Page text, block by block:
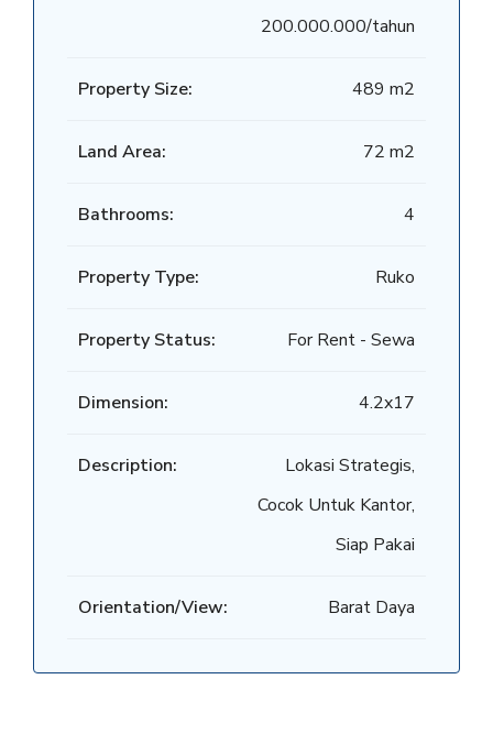
200.000.000/tahun
Property Size: 489 m2
Land Area: 72 m2
Bathrooms: 4
Property Type: Ruko
Property Status: For Rent - Sewa
Dimension: 4.2x17
Description:
Lokasi Strategis,
Cocok Untuk Kantor,
Siap Pakai
Orientation/View: Barat Daya